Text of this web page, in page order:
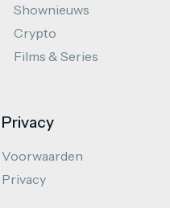
Shownieuws
Crypto
Films & Series
Privacy
Voorwaarden
Privacy